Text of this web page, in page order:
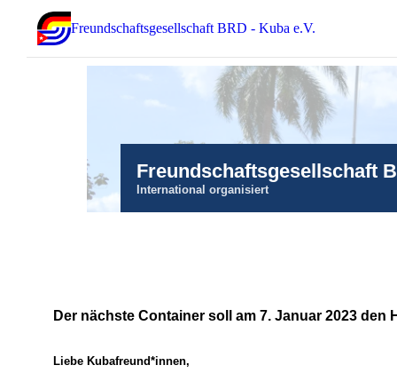
Freundschaftsgesellschaft BRD - Kuba e.V.
Freundschaftsgesellschaft
International organisiert
Der nächste Container soll am 7. Januar 2023 den
Liebe Kubafreund*innen,